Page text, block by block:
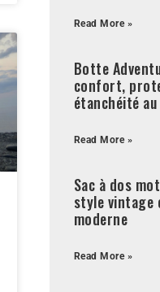
Read More »
Botte
confort,
étanchéité
Read More »
Sac à dos
style vintage
moderne
Read More »